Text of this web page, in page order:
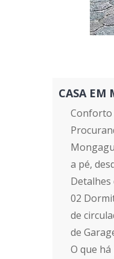
CASA EM
Conforto
a pé,
Detalhes
02
de
de
O que